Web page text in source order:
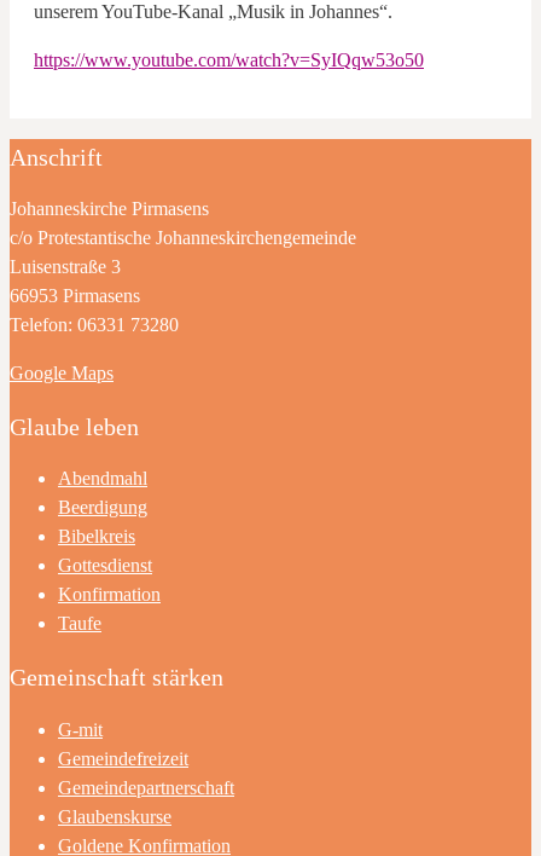
unserem YouTube-Kanal „Musik in Johannes“.
https://www.youtube.com/watch?v=SyIQqw53o50
Anschrift
Johanneskirche Pirmasens
c/o Protestantische Johanneskirchengemeinde
Luisenstraße 3
66953 Pirmasens
Telefon: 06331 73280
Google Maps
Glaube leben
Abendmahl
Beerdigung
Bibelkreis
Gottesdienst
Konfirmation
Taufe
Gemeinschaft stärken
G-mit
Gemeindefreizeit
Gemeindepartnerschaft
Glaubenskurse
Goldene Konfirmation